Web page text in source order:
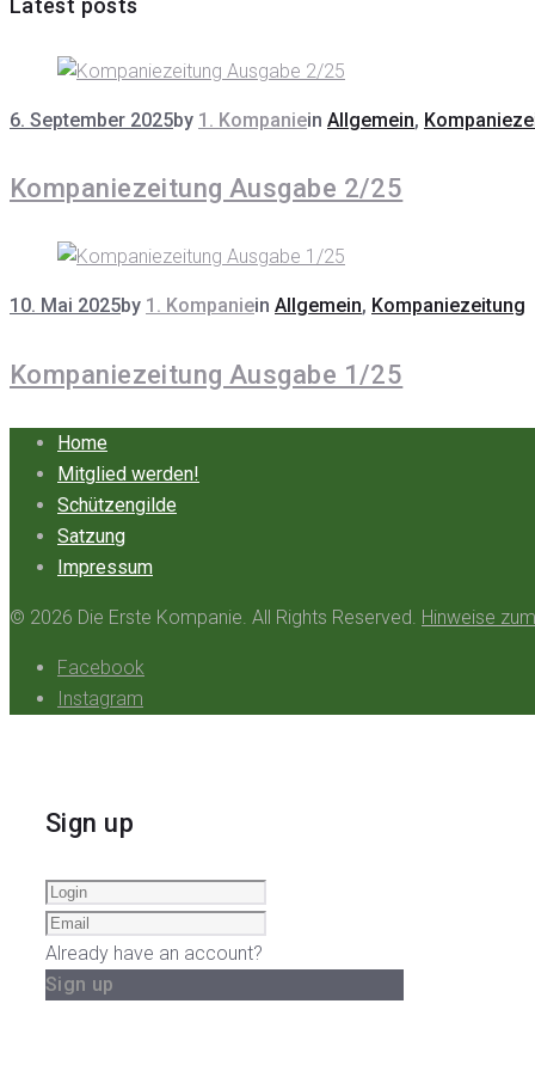
Latest posts
6. September 2025by 1. Kompaniein Allgemein,
Kompaniezeitung Ausgabe 2/25
10. Mai 2025by 1. Kompaniein Allgemein, Kompaniezeitung
Kompaniezeitung Ausgabe 1/25
Home
Mitglied werden!
Schützengilde
Satzung
Impressum
© 2026 Die Erste Kompanie. All Rights Reserved. Hinweise
Facebook
Instagram
Sign up
Already have an account?
Sign up